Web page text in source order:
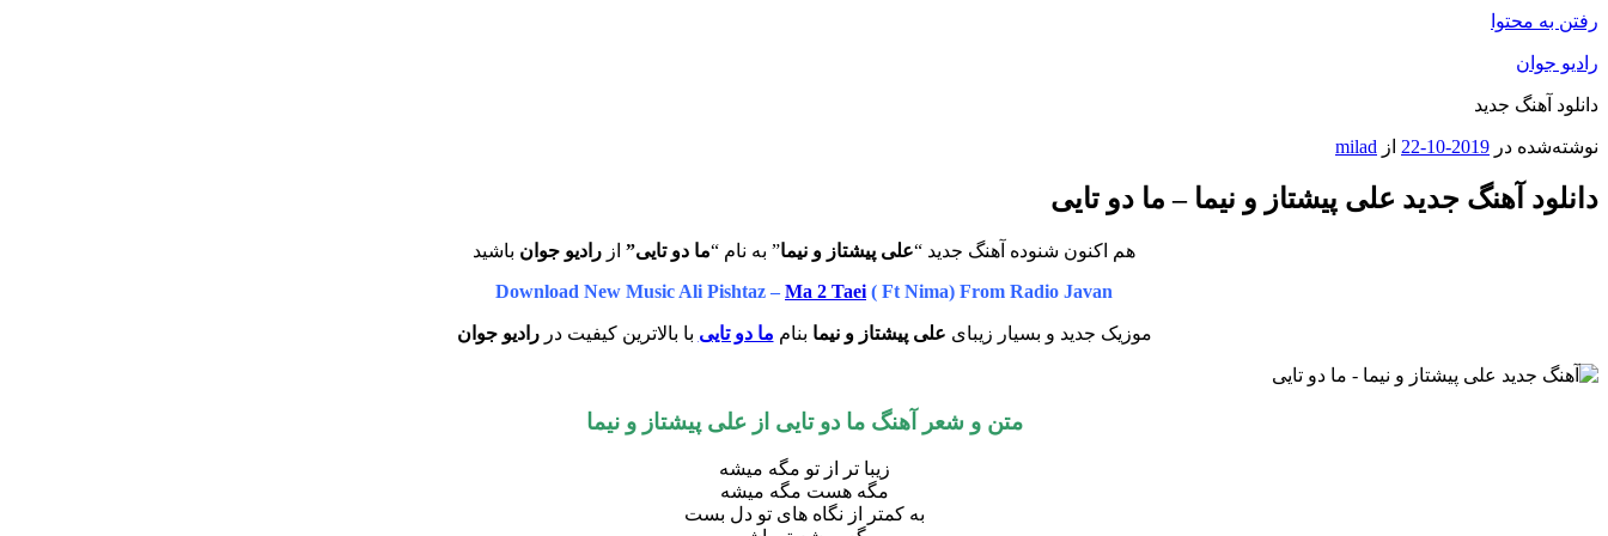
رفتن به محتوا
رادیو جوان
دانلود آهنگ جدید
نوشته‌شده در 2019-10-22 از milad
دانلود آهنگ جدید علی پیشتاز و نیما – ما دو تایی
هم اکنون شنوده آهنگ جدید “علی پیشتاز و نیما” به نام “ما دو تایی” از رادیو جوان باشید
Download New Music Ali Pishtaz – Ma 2 Taei ( Ft Nima) From Radio Javan
موزیک جدید و بسیار زیبای علی پیشتاز و نیما بنام ما دو تایی با بالاترین کیفیت دررادیو جوان
متن و شعر آهنگ ما دو تایی از علی پیشتاز و نیما
زیبا تر از تو مگه میشه
مگه هست مگه میشه
به کمتر از نگاه های تو دل بست